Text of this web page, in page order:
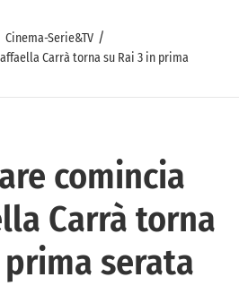
Cinema-Serie&TV /
Carrà torna su Rai 3 in prima
comincia
Carrà torna
serata